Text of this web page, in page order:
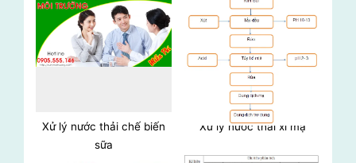
u
s
P
t
o
s
t
Xử lý nước thải chế biến
sữa
Xử lý nước thải xi mạ